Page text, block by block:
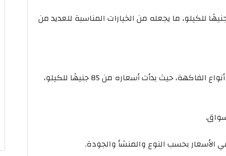
سجل الأناناس مستوى سعريًا مماثلًا عند 15 جنيهًا للكيلو، ما يجعله من الخيارات المناسبة للعديد من
واصل التفاح تسجيل أسعار مرتفعة مقارنة بباقي أنواع الفاكهة، حيث بدأت أسعاره من 85 جنيهًا للكيلو،
الأسعار بحسب النوع والمنشأ والجودة.